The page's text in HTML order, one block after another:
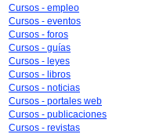
Cursos - empleo
Cursos - eventos
Cursos - foros
Cursos - guías
Cursos - leyes
Cursos - libros
Cursos - noticias
Cursos - portales web
Cursos - publicaciones
Cursos - revistas